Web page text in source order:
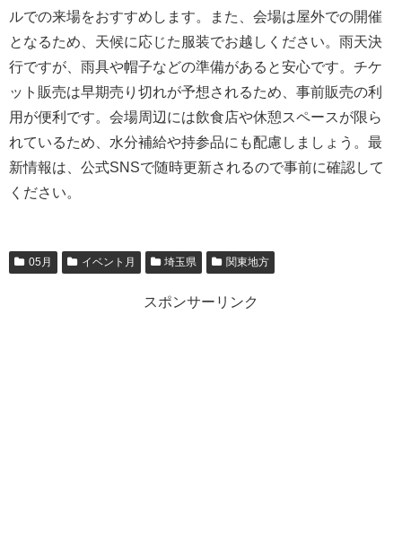
ルでの来場をおすすめします。また、会場は屋外での開催
となるため、天候に応じた服装でお越しください。雨天決
行ですが、雨具や帽子などの準備があると安心です。チケ
ット販売は早期売り切れが予想されるため、事前販売の利
用が便利です。会場周辺には飲食店や休憩スペースが限ら
れているため、水分補給や持参品にも配慮しましょう。最
新情報は、公式SNSで随時更新されるので事前に確認して
ください。
05月 イベント月 埼玉県 関東地方
スポンサーリンク